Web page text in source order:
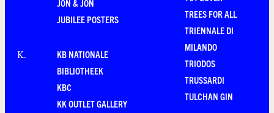
JON & JON
JUBILEE POSTERS
K.
KB NATIONALE
BIBLIOTHEEK
KBC
KK OUTLET GALLERY
TREES FOR ALL
TRIENNALE DI
MILANDO
TRIODOS
TRUSSARDI
TULCHAN GIN